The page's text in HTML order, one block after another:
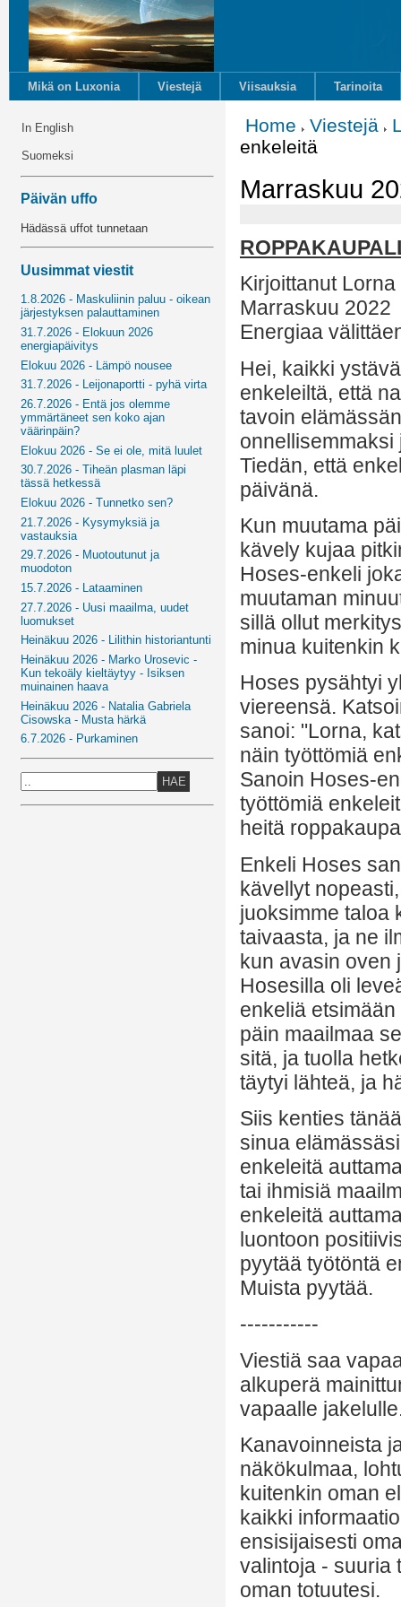
Mikä on Luxonia Viestejä Viisauksia Tarinoita
In English
Suomeksi
Päivän uffo
Hädässä uffot tunnetaan
Uusimmat viestit
1.8.2026 - Maskuliinin paluu - oikean
järjestyksen palauttaminen
31.7.2026 - Elokuun 2026
energiapäivitys
Elokuu 2026 - Lämpö nousee
31.7.2026 - Leijonaportti - pyhä virta
26.7.2026 - Entä jos olemme
ymmärtäneet sen koko ajan
väärinpäin?
Elokuu 2026 - Se ei ole, mitä luulet
30.7.2026 - Tiheän plasman läpi
tässä hetkessä
Elokuu 2026 - Tunnetko sen?
21.7.2026 - Kysymyksiä ja
vastauksia
29.7.2026 - Muotoutunut ja
muodoton
15.7.2026 - Lataaminen
27.7.2026 - Uusi maailma, uudet
luomukset
Heinäkuu 2026 - Lilithin historiantunti
Heinäkuu 2026 - Marko Urosevic -
Kun tekoäly kieltäytyy - Isiksen
muinainen haava
Heinäkuu 2026 - Natalia Gabriela
Cisowska - Musta härkä
6.7.2026 - Purkaminen
HAE
Home Viestejä
enkeleitä
Marraskuu
Kirjoittanut
Marraskuu 2022
Energiaa
Hei, kaikki
enkeleiltä, että
tavoin
Tiedän, että
päivänä.
Kun muutama
kävely kujaa
Hoses-enkeli
muutaman
sillä ollut
minua kuitenkin
Hoses pysähtyi
viereensä.
sanoi: "Lorna,
näin työttömiä
Sanoin Hoses-
työttömiä
heitä
Enkeli Hoses
kävellyt
juoksimme taloa
taivaasta, ja ne
kun avasin oven
Hosesilla oli
enkeliä
päin maailmaa
sitä, ja tuolla
täytyi lähteä, ja
Siis kenties
sinua
enkeleitä
tai ihmisiä
enkeleitä
luontoon
pyytää työtöntä
Muista pyytää.
-----------
Viestiä saa
alkuperä
vapaalle
Kanavoinneista
näkökulmaa,
kuitenkin oman
kaikki
ensisijaisesti
valintoja - suuria
oman totuutesi.